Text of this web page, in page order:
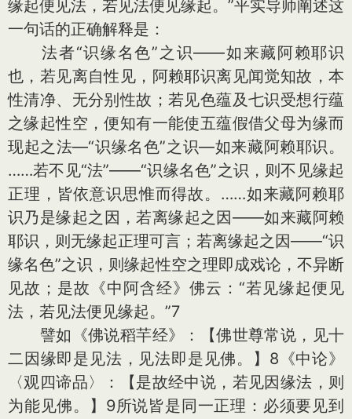
缘起便见法，若见法便见缘起。”平实导师阐述这
一句话的正确解释是：
法者“识缘名色”之识——如来藏阿赖耶识
也，若见离自性见，阿赖耶识离见闻觉知故，本
性清净、无分别性故；若见色蕴及七识受想行蕴
之缘起性空，便知有一能使五蕴假借父母为缘而
现起之法—“识缘名色”之识—如来藏阿赖耶识。
……若不见“法”——“识缘名色”之识，则不见缘起
正理，皆依意识思惟而得故。……如来藏阿赖耶
识乃是缘起之因，若离缘起之因——如来藏阿赖
耶识，则无缘起正理可言；若离缘起之因——“识
缘名色”之识，则缘起性空之理即成戏论，不异断
见故；是故《中阿含经》佛云：“若见缘起便见
法，若见法便见缘起。”7
譬如《佛说稻芉经》：【佛世尊常说，见十
二因缘即是见法，见法即是见佛。】8《中论》
〈观四谛品〉：【是故经中说，若见因缘法，则
为能见佛。】9所说皆是同一正理：必须要见到